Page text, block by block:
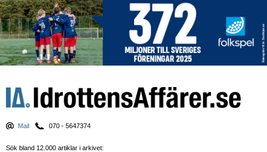
Mail 070 - 5647374
Sök bland 12.000 artiklar i arkivet: